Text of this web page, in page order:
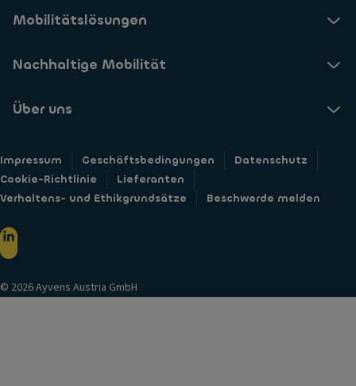
Mobilitätslösungen
Nachhaltige Mobilität
Über uns
Impressum Geschäftsbedingungen
Datenschutz
Cookie-Richtlinie
Lieferanten
Verhaltens- und Ethikgrundsätze
Beschwerde melden
© 2026 Ayvens Austria GmbH